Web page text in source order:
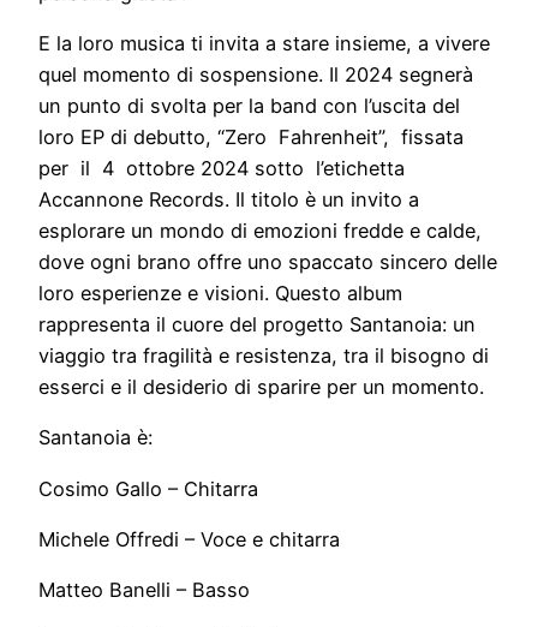
E la loro musica ti invita a stare insieme, a vivere
quel momento di sospensione. Il 2024 segnerà
un punto di svolta per la band con l’uscita del
loro EP di debutto, “Zero Fahrenheit”, fissata
per il 4 ottobre 2024 sotto l’etichetta
Accannone Records. Il titolo è un invito a
esplorare un mondo di emozioni fredde e calde,
dove ogni brano offre uno spaccato sincero delle
loro esperienze e visioni. Questo album
rappresenta il cuore del progetto Santanoia: un
viaggio tra fragilità e resistenza, tra il bisogno di
esserci e il desiderio di sparire per un momento.
Santanoia è:
Cosimo Gallo – Chitarra
Michele Offredi – Voce e chitarra
Matteo Banelli – Basso